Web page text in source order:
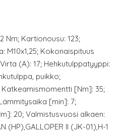
Nm; Kartionousu: 123;
M10x1,25; Kokonaispituus
(A): 17; Hehkutulppatyyppi:
puikko;
[Nm]: 35;
[min]: 7;
20; Valmistusvuosi alkaen:
(HP),GALLOPER II (JK-01),H-1